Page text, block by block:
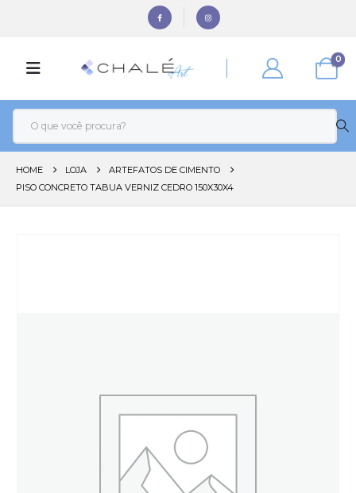
0
HOME LOJA
ARTEFATOS DE CIMENTO
PISO CONCRETO TABUA VERNIZ CEDRO 150X30X4